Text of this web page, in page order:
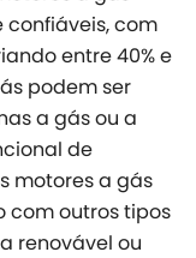
com
entre 40% e
podem ser
a gás ou a
de
motores a gás
com outros tipos
renovável ou